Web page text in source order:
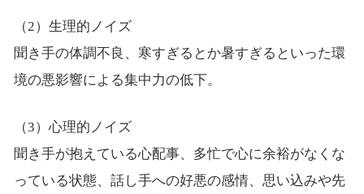
（2）生理的ノイズ
聞き手の体調不良、寒すぎるとか暑すぎるといった環
境の悪影響による集中力の低下。
（3）心理的ノイズ
聞き手が抱えている心配事、多忙で心に余裕がなくな
っている状態、話し手への好悪の感情、思い込みや先